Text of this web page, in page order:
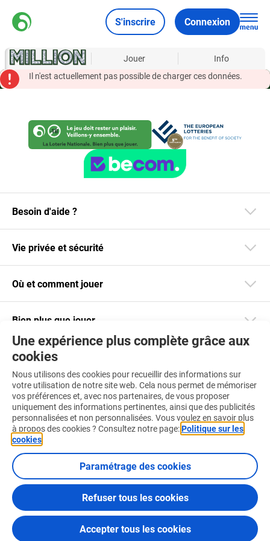
S'inscrire Connexion
À propos Jouer
Info
Il n'est actuellement pas possible de charger ces données.
Une expérience plus complète grâce aux
cookies
Nous utilisons des cookies pour recueillir des informations sur
votre utilisation de notre site web. Cela nous permet de mémoriser
vos préférences et, avec nos partenaires, de vous proposer
uniquement des informations pertinentes, ainsi que des publicités
personnalisées et non personnalisées. Vous voulez en savoir plus
à propos des cookies ? Consultez notre page:Politique sur les
cookies
Paramétrage des cookies
Refuser tous les cookies
Accepter tous les cookies
Besoin d'aide ?
Vie privée et sécurité
Où et comment jouer
Bien plus que jouer
Téléchargez notre app
Conditions d'utilisation Politique sur les cookies
Certificats et Codes de Conduite © 2026 Loterie Nationale